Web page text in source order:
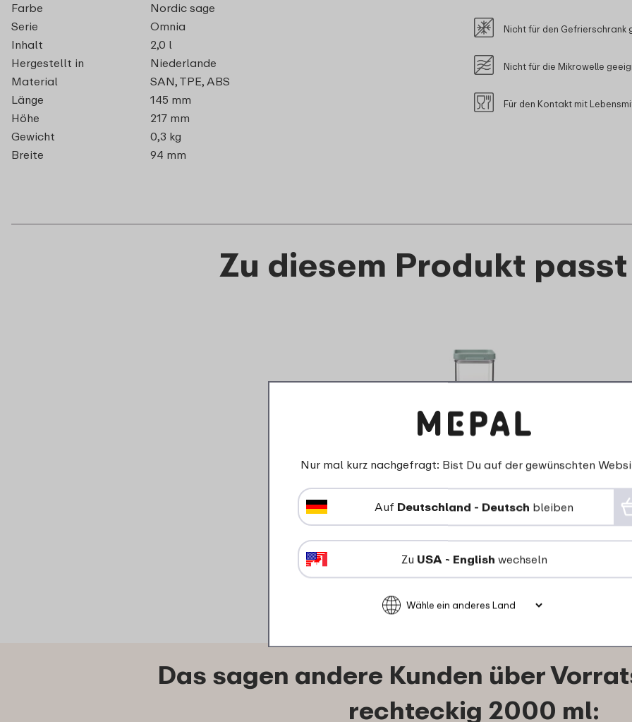
Farbe
Nordic sage
Serie
Omnia
Inhalt
2,0 l
Hergestellt in
Niederlande
Material
SAN, TPE, ABS
Länge
145 mm
Höhe
217 mm
Gewicht
0,3 kg
Breite
94 mm
Nicht für den Gefrierschrank
Nicht für die Mikrowelle
Für den Kontakt mit
Zu diesem Produkt
Omnia Vorratsdosen-Set 3-
teilig 700, 1100, 2000 ml -
Nordic sage
2649
Details Bestellen
Das sagen andere Kunden über
rechteckig 2000 ml:
Nur mal kurz nachgefragt: Bist Du auf der gewünschten
Auf Deutschland - Deutsch bleiben
Zu USA - English wechseln